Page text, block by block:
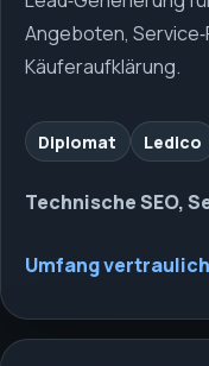
Angeboten,
Käuferaufklärung.
Diplomat Ledico
Technische SEO,
Umfang